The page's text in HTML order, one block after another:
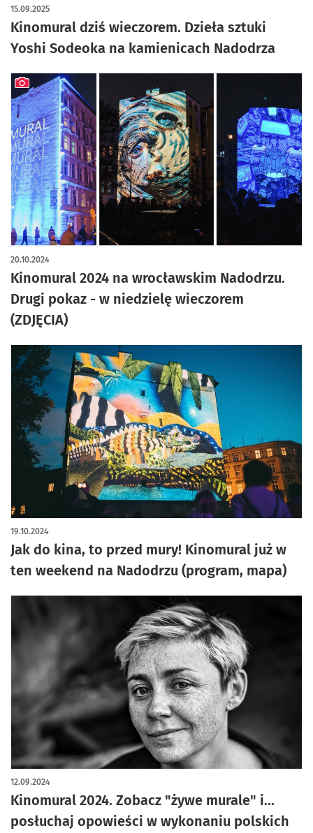
Kinomural dziś wieczorem. Dzieła sztuki
Yoshi Sodeoka na kamienicach Nadodrza
15.09.2025
Kinomural 2024 na wrocławskim Nadodrzu.
Drugi pokaz - w niedzielę wieczorem
(ZDJĘCIA)
20.10.2024
artykuł z galerią zdjęć
Jak do kina, to przed mury! Kinomural już w
ten weekend na Nadodrzu (program, mapa)
19.10.2024
Kinomural 2024. Zobacz "żywe murale" i...
posłuchaj opowieści w wykonaniu polskich
12.09.2024